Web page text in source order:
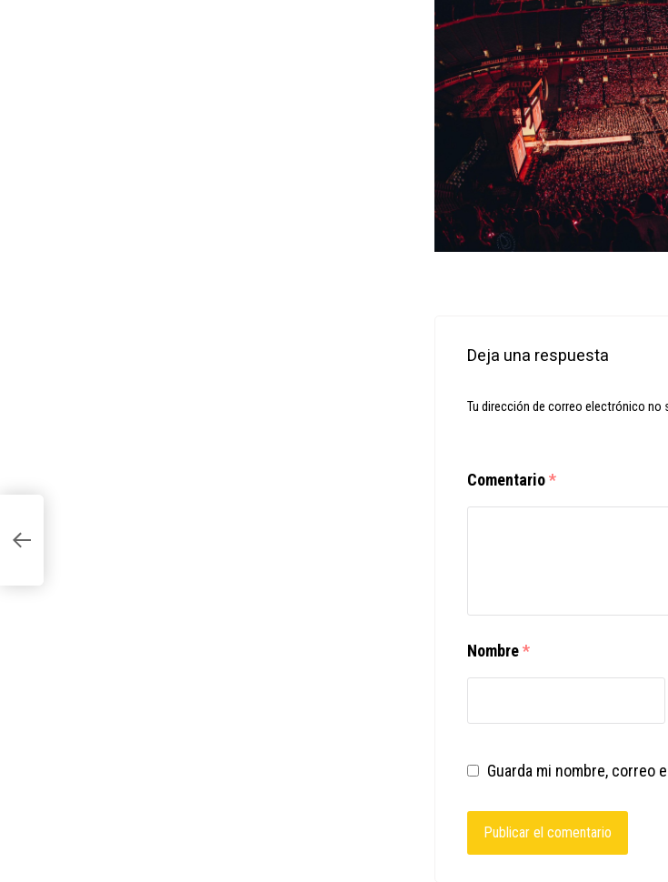
Deja una respuesta
Tu dirección de correo electrónico no
Comentario*
Nombre*
Guarda mi nombre, correo